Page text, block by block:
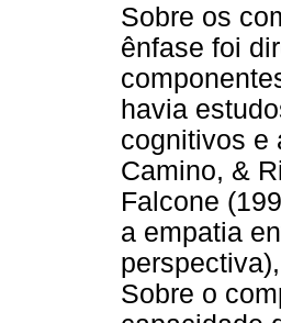
Sobre os
ênfase foi
havia
cognitivos e
Camino, &
Falcone
a empatia
Sobre o